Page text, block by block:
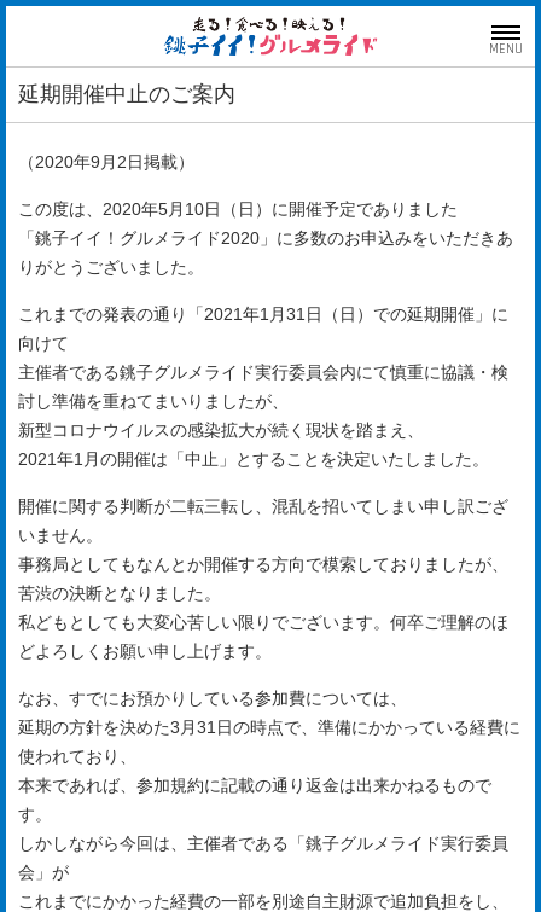
MENU
延期開催中止のご案内
（2020年9月2日掲載）
この度は、2020年5月10日（日）に開催予定でありました
「銚子イイ！グルメライド2020」に多数のお申込みをいただきあ
りがとうございました。
これまでの発表の通り「2021年1月31日（日）での延期開催」に
向けて
主催者である銚子グルメライド実行委員会内にて慎重に協議・検
討し準備を重ねてまいりましたが、
新型コロナウイルスの感染拡大が続く現状を踏まえ、
2021年1月の開催は「中止」とすることを決定いたしました。
開催に関する判断が二転三転し、混乱を招いてしまい申し訳ござ
いません。
事務局としてもなんとか開催する方向で模索しておりましたが、
苦渋の決断となりました。
私どもとしても大変心苦しい限りでございます。何卒ご理解のほ
どよろしくお願い申し上げます。
なお、すでにお預かりしている参加費については、
延期の方針を決めた3月31日の時点で、準備にかかっている経費に
使われており、
本来であれば、参加規約に記載の通り返金は出来かねるもので
す。
しかしながら今回は、主催者である「銚子グルメライド実行委員
会」が
これまでにかかった経費の一部を別途自主財源で追加負担をし、